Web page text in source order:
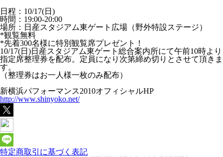
日程：10/17(日)
時間：19:00-20:00
場所：日産スタジアム東ゲート広場（野外特設ステージ）
*観覧無料
*先着300名様に特別観覧席プレゼント！
10/17(日)日産スタジアム東ゲート総合案内所にて午前10時より
指定席整理券を配布。定員になり次第締め切りとさせて頂きま
す。
（整理券はお一人様一枚のみ配布）
新横浜パフォーマンス2010オフィシャルHP
http://www.shinyoko.net/
特定商取引に基づく表記